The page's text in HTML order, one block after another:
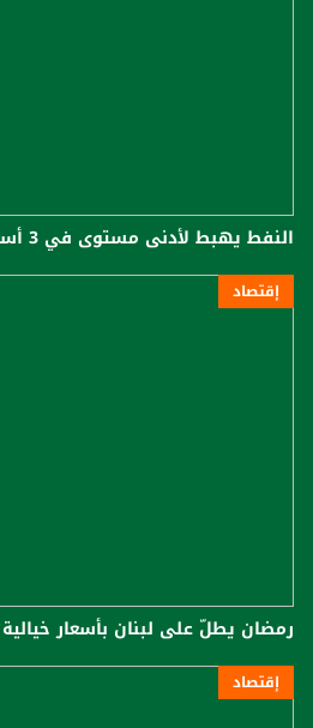
النفط يهبط لأدنى مستوى في 3 أسابيع
إقتصاد
رمضان يطلّ على لبنان بأسعار خيالية
إقتصاد